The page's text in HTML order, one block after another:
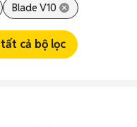
Blade V10
cả bộ lọc